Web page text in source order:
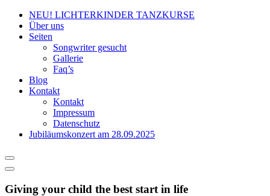
NEU! LICHTERKINDER TANZKURSE
Über uns
Seiten
Songwriter gesucht
Gallerie
Faq’s
Blog
Kontakt
Kontakt
Impressum
Datenschutz
Jubiläumskonzert am 28.09.2025
Giving your child the best start in life